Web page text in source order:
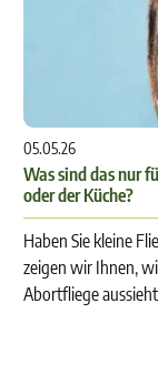
05.05.26
Was sind das nur
oder der Küche?
Haben Sie kleine
zeigen wir Ihnen,
Abortfliege